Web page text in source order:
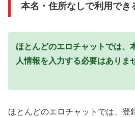
本名・住所なしで利用でき
ほとんどのエロチャットでは、
人情報を入力する必要はありま
ほとんどのエロチャットでは、登